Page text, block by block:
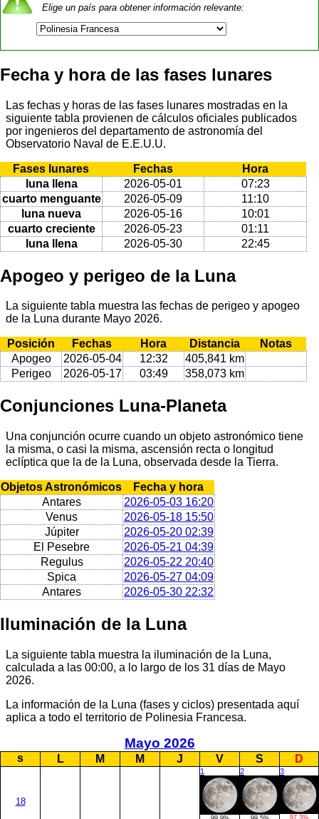
Elige un país para obtener información relevante:
Fecha y hora de las fases lunares
Las fechas y horas de las fases lunares mostradas en la
siguiente tabla provienen de cálculos oficiales publicados
por ingenieros del departamento de astronomía del
Observatorio Naval de E.E.U.U.
Fases lunares Fechas
Hora
luna llena
2026-05-01
07:23
cuarto menguante
2026-05-09
11:10
luna nueva
2026-05-16
10:01
cuarto creciente
2026-05-23
01:11
luna llena
2026-05-30 22:45
Apogeo y perigeo de la Luna
La siguiente tabla muestra las fechas de perigeo y apogeo
de la Luna durante Mayo 2026.
Posición Fechas Hora Distancia
Notas
Apogeo
2026-05-04 12:32
405,841 km
Perigeo
2026-05-17 03:49 358,073 km
Conjunciones Luna-Planeta
Una conjunción ocurre cuando un objeto astronómico tiene
la misma, o casi la misma, ascensión recta o longitud
eclíptica que la de la Luna, observada desde la Tierra.
Objetos Astronómicos
Fecha y hora
Antares
2026-05-03 16:20
Venus
2026-05-18 15:50
Júpiter
2026-05-20 02:39
El Pesebre
2026-05-21 04:39
Regulus
2026-05-22 20:40
Spica
2026-05-27 04:09
Antares
2026-05-30 22:32
Iluminación de la Luna
La siguiente tabla muestra la iluminación de la Luna,
calculada a las 00:00, a lo largo de los 31 días de Mayo
2026.
La información de la Luna (fases y ciclos) presentada aquí
aplica a todo el territorio de Polinesia Francesa.
Mayo 2026
s L M M J V S D
18
1 2 3